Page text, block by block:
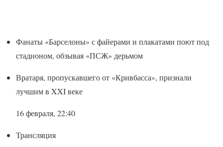
Фанаты «Барселоны» с файерами и плакатами поют под
стадионом, обзывая «ПСЖ» дерьмом
Вратаря, пропускавшего от «Кривбасса», признали
лучшим в XXI веке
16 февраля, 22:40
Трансляция